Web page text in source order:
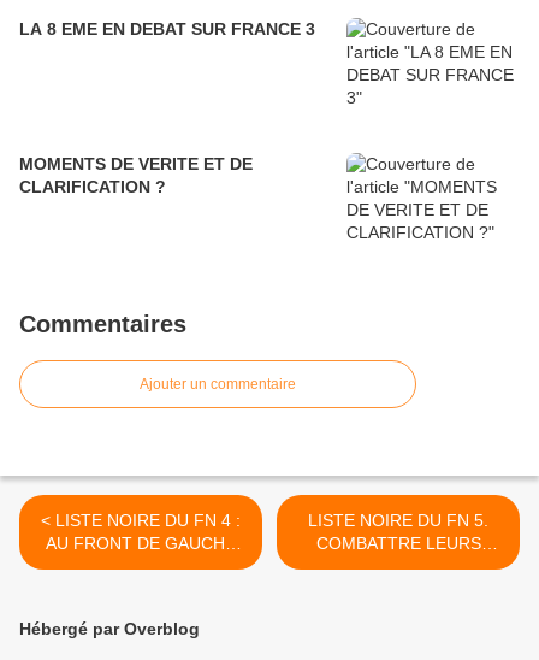
LA 8 EME EN DEBAT SUR FRANCE 3
MOMENTS DE VERITE ET DE
CLARIFICATION ?
Commentaires
Ajouter un commentaire
< LISTE NOIRE DU FN 4 :
AU FRONT DE GAUCHE
AU MOINS LE CANDIDAT
LISTE NOIRE DU FN 5.
COMBATTRE LEURS
IDEES SUR LE TERRAIN
Hébergé par Overblog